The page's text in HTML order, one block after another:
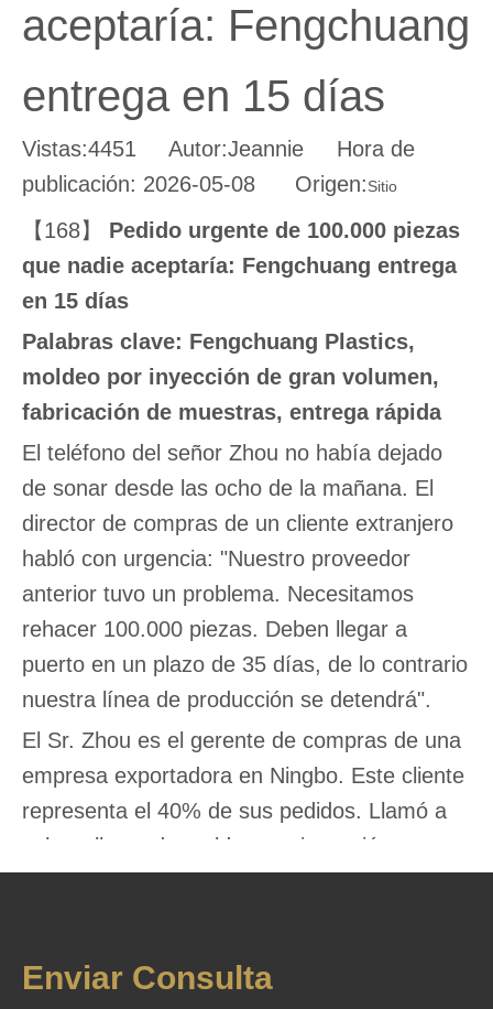
aceptaría: Fengchuang
entrega en 15 días
Vistas:4451 Autor:Jeannie Hora de
publicación: 2026-05-08 Origen:Sitio
【168】 Pedido urgente de 100.000 piezas
que nadie aceptaría: Fengchuang entrega
en 15 días
Palabras clave: Fengchuang Plastics,
moldeo por inyección de gran volumen,
fabricación de muestras, entrega rápida
El teléfono del señor Zhou no había dejado
de sonar desde las ocho de la mañana. El
director de compras de un cliente extranjero
habló con urgencia: "Nuestro proveedor
anterior tuvo un problema. Necesitamos
rehacer 100.000 piezas. Deben llegar a
puerto en un plazo de 35 días, de lo contrario
nuestra línea de producción se detendrá".
El Sr. Zhou es el gerente de compras de una
empresa exportadora en Ningbo. Este cliente
representa el 40% de sus pedidos. Llamó a
ocho talleres de moldeo por inyección
dentro de dos meses" "100.000 piezas es
Enviar Consulta